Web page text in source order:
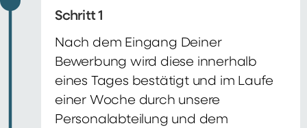
Schritt 1
Nach dem Eingang Deiner
Bewerbung wird diese innerhalb
eines Tages bestätigt und im Laufe
einer Woche durch unsere
Personalabteilung und dem